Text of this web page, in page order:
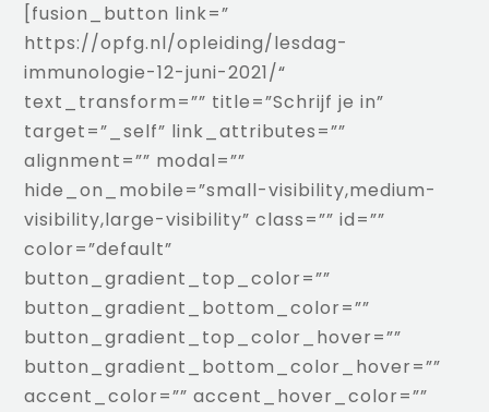
[fusion_button link=”
https://opfg.nl/opleiding/lesdag-
immunologie-12-juni-2021/“
text_transform=”” title=”Schrijf je in”
target=”_self” link_attributes=””
alignment=”” modal=””
hide_on_mobile=”small-visibility,medium-
visibility,large-visibility” class=”” id=””
color=”default”
button_gradient_top_color=””
button_gradient_bottom_color=””
button_gradient_top_color_hover=””
button_gradient_bottom_color_hover=””
accent_color=”” accent_hover_color=””